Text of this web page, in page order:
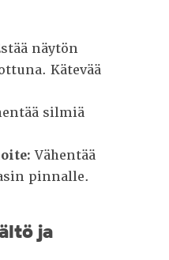
näytön
Kätevää
silmiä
Vähentää
pinnalle.
ja